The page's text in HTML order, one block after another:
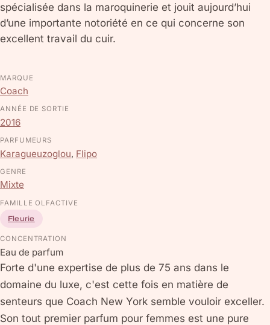
spécialisée dans la maroquinerie et jouit aujourd’hui
d’une importante notoriété en ce qui concerne son
excellent travail du cuir.
MARQUE
Coach
ANNÉE DE SORTIE
2016
PARFUMEURS
Karagueuzoglou, Flipo
GENRE
Mixte
FAMILLE OLFACTIVE
Fleurie
CONCENTRATION
Eau de parfum
Forte d'une expertise de plus de 75 ans dans le
domaine du luxe, c'est cette fois en matière de
senteurs que Coach New York semble vouloir exceller.
Son tout premier parfum pour femmes est une pure